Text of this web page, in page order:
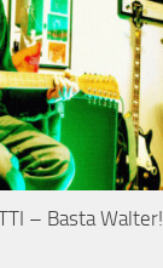
– Basta Walter!